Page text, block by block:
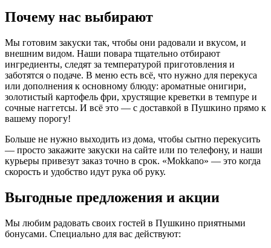
Почему нас выбирают
Мы готовим закуски так, чтобы они радовали и вкусом, и
внешним видом. Наши повара тщательно отбирают
ингредиенты, следят за температурой приготовления и
заботятся о подаче. В меню есть всё, что нужно для перекуса
или дополнения к основному блюду: ароматные онигири,
золотистый картофель фри, хрустящие креветки в темпуре и
сочные наггетсы. И всё это — с доставкой в Пушкино прямо к
вашему порогу!
Больше не нужно выходить из дома, чтобы сытно перекусить
— просто закажите закуски на сайте или по телефону, и наши
курьеры привезут заказ точно в срок. «Mokkano» — это когда
скорость и удобство идут рука об руку.
Выгодные предложения и акции
Мы любим радовать своих гостей в Пушкино приятными
бонусами. Специально для вас действуют: